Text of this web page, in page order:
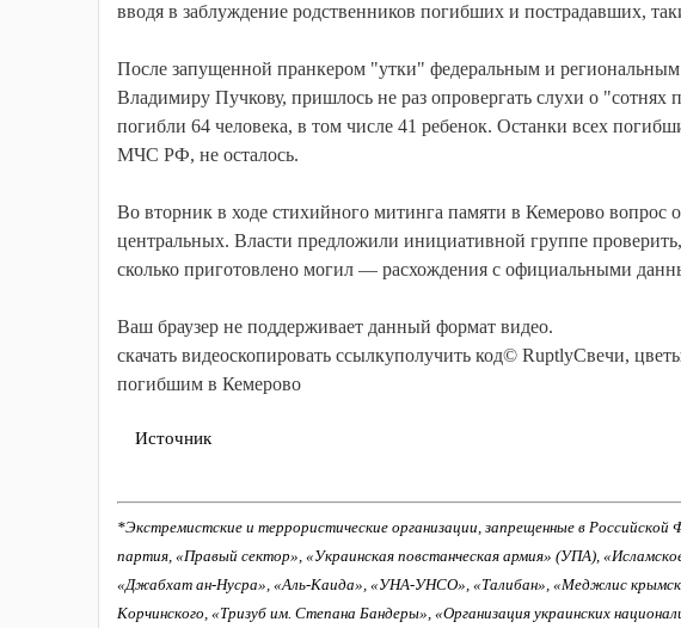
вводя в заблуждение родственников погибших и пострадавших,
После запущенной пранкером "утки" федеральным и
Владимиру Пучкову, пришлось не раз опровергать слухи о
погибли 64 человека, в том числе 41 ребенок. Останки всех
МЧС РФ, не осталось.
Во вторник в ходе стихийного митинга памяти в Кемерово
центральных. Власти предложили инициативной группе
сколько приготовлено могил — расхождения с официальными
Ваш браузер не поддерживает данный формат видео.
скачать видеоскопировать ссылкуполучить код© RuptlyСвечи,
погибшим в Кемерово
Источник
*Экстремистские и террористические организации, запрещенные в
партия, «Правый сектор», «Украинская повстанческая армия» (УПА),
«Джабхат ан-Нусра», «Аль-Каида», «УНА-УНСО», «Талибан», «Меджлис
Корчинского, «Тризуб им. Степана Бандеры», «Организация украинских